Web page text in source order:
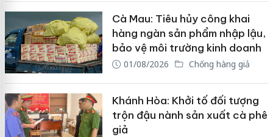
Cà Mau: Tiêu hủy công khai
hàng ngàn sản phẩm nhập lậu,
bảo vệ môi trường kinh doanh
01/08/2026 Chống hàng giả
Khánh Hòa: Khởi tố đối tượng
trộn đậu nành sản xuất cà phê
giả